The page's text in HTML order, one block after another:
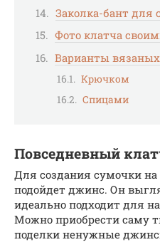
Заколка-бант для
Фото клатча
Варианты
Крючком
Спицами
Повседневный
Для создания сумочки
подойдет джинс. Он
идеально подходит для
Можно приобрести саму
поделки ненужные